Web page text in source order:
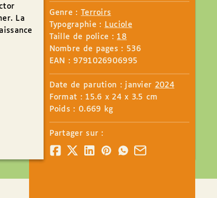
La
Genre : Terroirs
Typographie : Luciole
Taille de police : 18
Nombre de pages : 536
EAN : 9791026906995
Date de parution : janvier 2024
Format : 15.6 x 24 x 3.5 cm
Poids : 0.669 kg
Partager sur :